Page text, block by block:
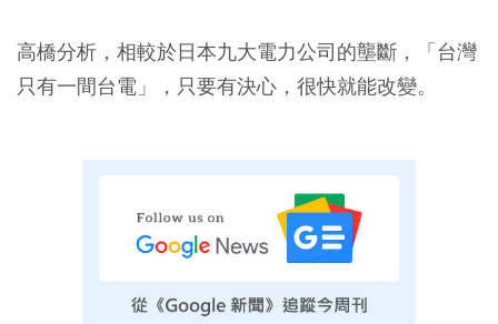
高橋分析，相較於日本九大電力公司的壟斷，「台灣
只有一間台電」，只要有決心，很快就能改變。